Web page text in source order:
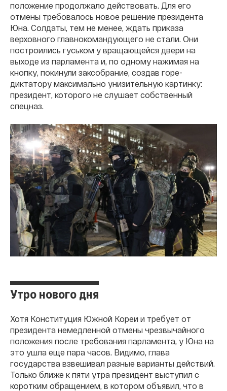
положение продолжало действовать. Для его
отмены требовалось новое решение президента
Юна. Солдаты, тем не менее, ждать приказа
верховного главнокомандующего не стали. Они
построились гуськом у вращающейся двери на
выходе из парламента и, по одному нажимая на
кнопку, покинули заксобрание, создав горе-
диктатору максимально унизительную картинку:
президент, которого не слушает собственный
спецназ.
Утро нового дня
Хотя Конституция Южной Кореи и требует от
президента немедленной отмены чрезвычайного
положения после требования парламента, у Юна на
это ушла еще пара часов. Видимо, глава
государства взвешивал разные варианты действий.
Только ближе к пяти утра президент выступил с
коротким обращением, в котором объявил, что в